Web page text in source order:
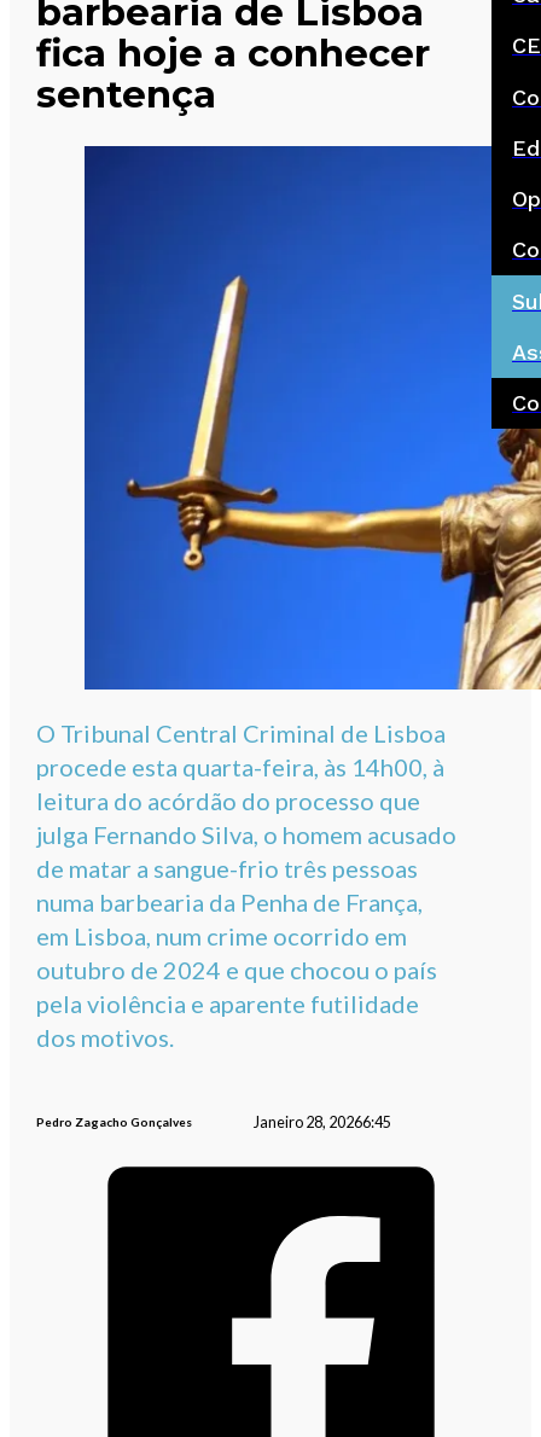
barbearia de Lisboa
fica hoje a conhecer
sentença
O Tribunal Central Criminal de Lisboa
procede esta quarta-feira, às 14h00, à
leitura do acórdão do processo que
julga Fernando Silva, o homem acusado
de matar a sangue-frio três pessoas
numa barbearia da Penha de França,
em Lisboa, num crime ocorrido em
outubro de 2024 e que chocou o país
pela violência e aparente futilidade
dos motivos.
Pedro Zagacho Gonçalves Janeiro 28, 20266:45